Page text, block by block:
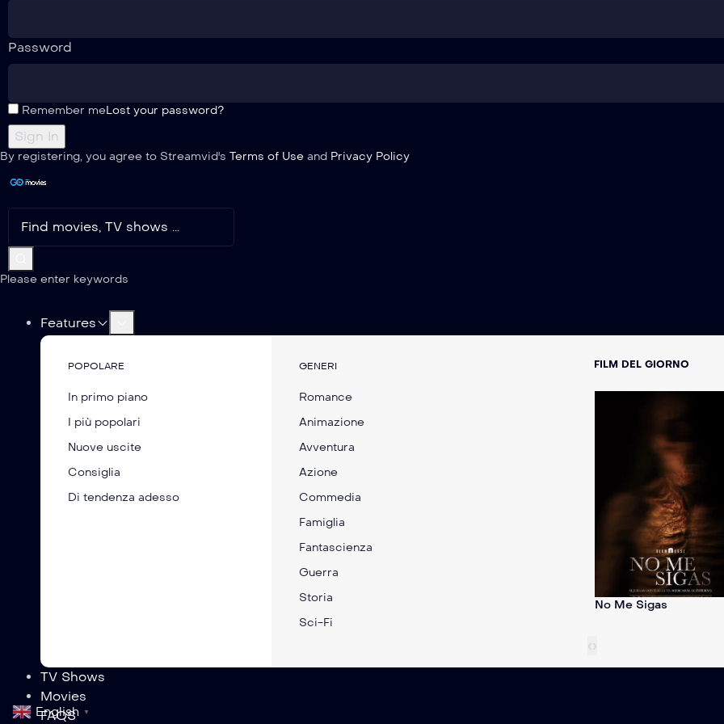
English ▼
Password
Remember meLost your password?
By registering, you agree to Streamvid's Terms of Use and Privacy Policy
Please enter keywords
Features
POPOLARE
In primo piano
I più popolari
Nuove uscite
Consiglia
Di tendenza adesso
GENERI
Romance
Animazione
Avventura
Azione
Commedia
Famiglia
Fantascienza
Guerra
Storia
Sci-Fi
FILM DEL GIORNO
Please Don’t Feed the
Children
No Me Sigas
‹›
TV Shows
Movies
FAQS